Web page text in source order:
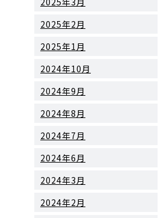
2025年2月
2025年1月
2024年10月
2024年9月
2024年8月
2024年7月
2024年6月
2024年3月
2024年2月